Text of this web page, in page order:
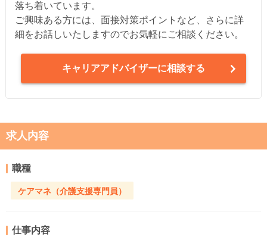
落ち着いています。
ご興味ある方には、面接対策ポイントなど、さらに詳
細をお話しいたしますのでお気軽にご相談ください。
キャリアアドバイザーに相談する
求人内容
職種
ケアマネ（介護支援専門員）
仕事内容